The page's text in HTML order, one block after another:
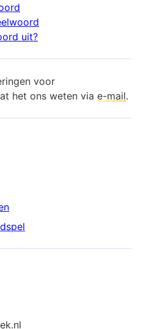
uit?
voor
het ons weten via e-mail.